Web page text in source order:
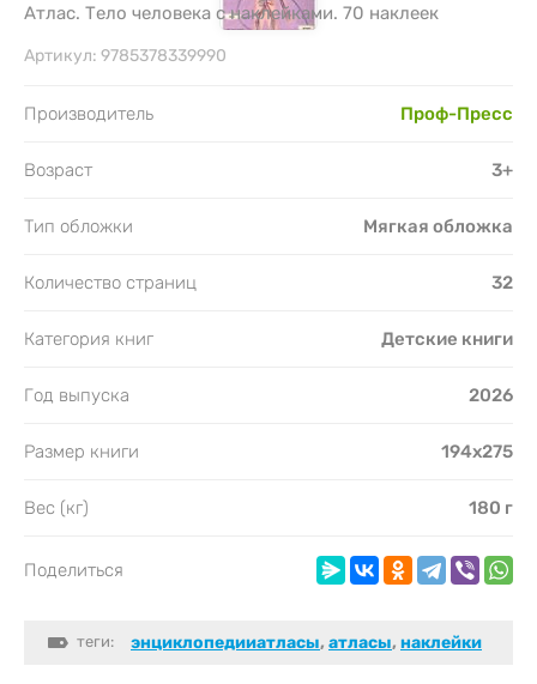
Атлас. Тело человека с наклейками. 70 наклеек
Артикул: 9785378339990
Производитель Проф-Пресс
Возраст 3+
Тип обложки Мягкая обложка
Количество страниц 32
Категория книг Детские книги
Год выпуска 2026
Размер книги 194х275
Вес (кг) 180 г
Поделиться
теги: энциклопедииатласы, атласы, наклейки